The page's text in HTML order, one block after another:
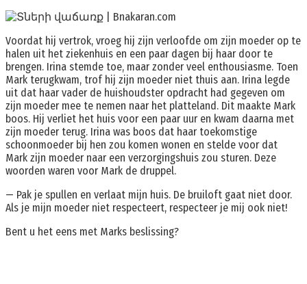
Voordat hij vertrok, vroeg hij zijn verloofde om zijn moeder op te
halen uit het ziekenhuis en een paar dagen bij haar door te
brengen. Irina stemde toe, maar zonder veel enthousiasme. Toen
Mark terugkwam, trof hij zijn moeder niet thuis aan. Irina legde
uit dat haar vader de huishoudster opdracht had gegeven om
zijn moeder mee te nemen naar het platteland. Dit maakte Mark
boos. Hij verliet het huis voor een paar uur en kwam daarna met
zijn moeder terug. Irina was boos dat haar toekomstige
schoonmoeder bij hen zou komen wonen en stelde voor dat
Mark zijn moeder naar een verzorgingshuis zou sturen. Deze
woorden waren voor Mark de druppel.
— Pak je spullen en verlaat mijn huis. De bruiloft gaat niet door.
Als je mijn moeder niet respecteert, respecteer je mij ook niet!
Bent u het eens met Marks beslissing?